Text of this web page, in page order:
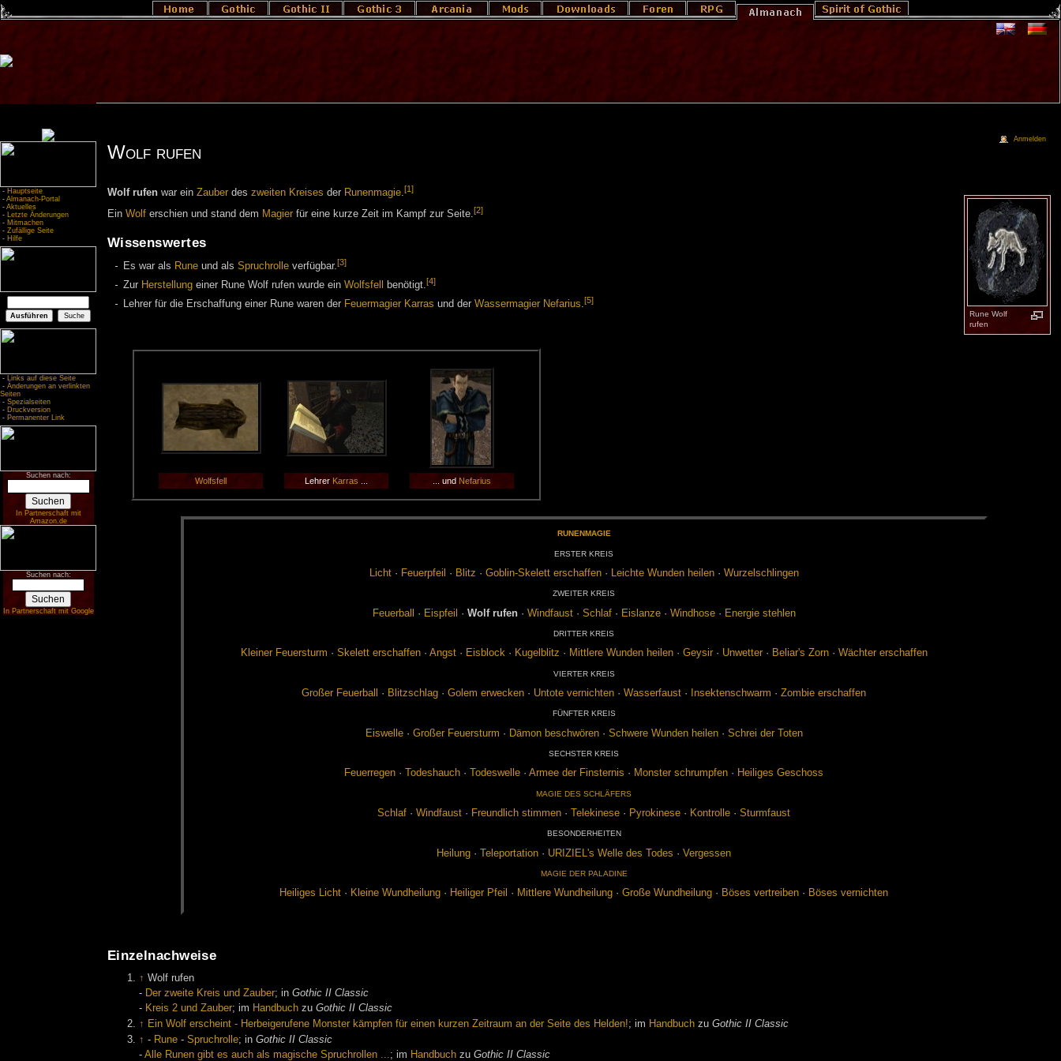
- Hauptseite
- Almanach-Portal
- Aktuelles
- Letzte Änderungen
- Mitmachen
- Zufällige Seite
- Hilfe
- Links auf diese Seite
- Änderungen an verlinkten
Seiten
- Spezialseiten
- Druckversion
- Permanenter Link
Suchen nach:
In Partnerschaft mit
Amazon.de
Suchen nach:
In Partnerschaft mit Google
Wolf rufen
Rune Wolf
rufen
Wolf rufenwar ein Zauberdes zweiten Kreises der Runenmagie.[1]
Ein Wolferschien und stand dem Magierfür eine kurze Zeit im Kampf zur Seite.[2]
Wissenswertes
Es war als Rune und als Spruchrolle verfügbar.[3]
Zur Herstellung einer Rune Wolf rufen wurde ein Wolfsfell benötigt.[4]
Lehrer für die Erschaffung einer Rune waren der Feuermagier Karras und der Wassermagier Nefarius.[5]
Wolfsfell Lehrer Karras ... und Nefarius
RU­N­EN­MA­GIE
ERS­TER KREIS
Licht· Feu­er­pfeil · Blitz · Gob­lin-Ske­lett er­schaf­fen· Leich­te Wun­den hei­len· Wur­zel­sch­lin­gen
ZWEI­TER KREIS
Feu­er­ball · Eis­pfeil · Wolf ru­fen· Wind­faust· Schlaf· Eis­lan­ze· Wind­ho­se· En­er­gie steh­len
DRIT­TER KREIS
Klei­ner Feu­er­sturm · Ske­lett er­schaf­fen· Angst· Eis­block· Ku­gel­blitz · Mitt­le­re Wun­den hei­len· Gey­sir· Un­wet­ter· Be­li­ar's Zorn· Wäch­ter er­schaf­fen
VIER­TER KREIS
Gro­ßer Feu­er­ball · Blitz­schlag ·Go­lem er­we­cken · Un­to­te ver­nich­ten ·Was­ser­faust · In­sek­ten­schwarm ·Zom­bie er­schaf­fen
FÜNF­TER KREIS
Eis­wel­le· Gro­ßer Feu­er­sturm · Dä­mon be­schwö­ren· Schwe­re Wun­den hei­len· Schrei der To­ten
SECHS­TER KREIS
Feu­er­re­gen · To­des­hauch · To­des­wel­le ·Ar­mee der Fins­ter­nis · Mons­ter schrump­fen · Hei­li­ges Ge­schoss
MA­GIE DES SCHLÄ­FERS
Schlaf ·Wind­faust · Freund­lich stim­men · Te­le­ki­ne­se · Py­ro­ki­ne­se · Kon­trol­le ·Sturm­faust
BE­SON­DER­HEI­TEN
Hei­lung ·Te­le­por­ta­ti­on · URI­ZIEL's Wel­le des To­des ·Ver­ges­sen
MA­GIE DER PA­LA­DI­NE
Hei­li­ges Licht · Klei­ne Wund­hei­lung · Hei­li­ger Pfeil · Mitt­le­re Wund­hei­lung ·Gro­ße Wund­hei­lung · Bö­ses ver­trei­ben · Bö­ses ver­nich­ten
Einzelnachweise
↑ Wolf rufen
- Der zweite Kreis und Zauber; inGothic II Classic
- Kreis 2 und Zauber; im Handbuch zuGothic II Classic
↑ Ein Wolf erscheint - Herbeigerufene Monster kämpfen für einen kurzen Zeitraum an der Seite des Helden!; im Handbuch zuGothic II Classic
↑ - Rune -Spruchrolle; inGothic II Classic
-Alle Runen gibt es auch als magische Spruchrollen ...; im Handbuch zuGothic II Classic
Anmelden